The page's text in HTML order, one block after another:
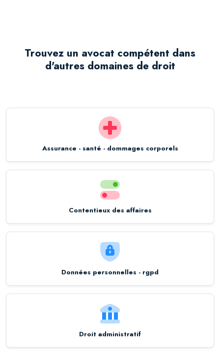
Trouvez un avocat compétent dans
d'autres domaines de droit
Assurance - santé - dommages corporels
Contentieux des affaires
Données personnelles - rgpd
Droit administratif